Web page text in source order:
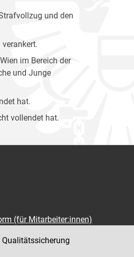
und den
im Bereich der
und Junge
hat.
vollendet hat.
(für Mitarbeiter:innen)
Qualitätssicherung